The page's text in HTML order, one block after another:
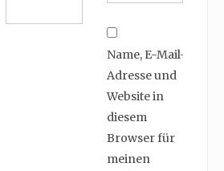
Name, E-Mail-
Adresse und
Website in
diesem
Browser für
meinen